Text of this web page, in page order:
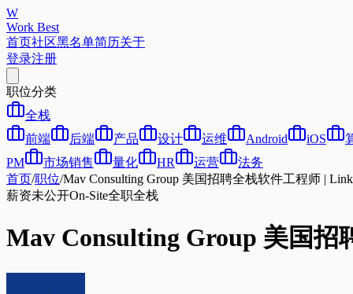
W
Work Best
首页社区黑名单简历关于
登录注册
职位分类
全栈
前端
后端 产品 设计 运维 Android iOS
PM
市场销售 量化 HR 运营
法务
首页/职位/Mav Consulting Group 美国招聘全栈软件工程师 |
薪资未公开On-Site全职全栈
Mav Consulting Group 美国